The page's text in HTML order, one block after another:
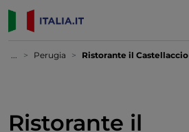
... Perugia Ristorante il Castellaccio
Ristorante il